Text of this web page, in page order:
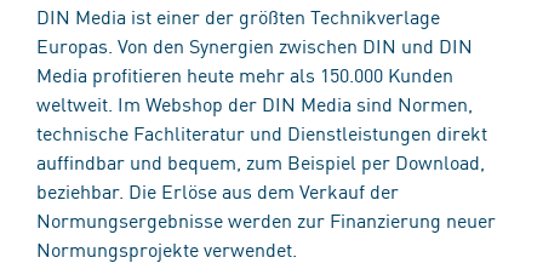
DIN Media ist einer der größten Technikverlage
Europas. Von den Synergien zwischen DIN und DIN
Media profitieren heute mehr als 150.000 Kunden
weltweit. Im Webshop der DIN Media sind Normen,
technische Fachliteratur und Dienstleistungen direkt
auffindbar und bequem, zum Beispiel per Download,
beziehbar. Die Erlöse aus dem Verkauf der
Normungsergebnisse werden zur Finanzierung neuer
Normungsprojekte verwendet.